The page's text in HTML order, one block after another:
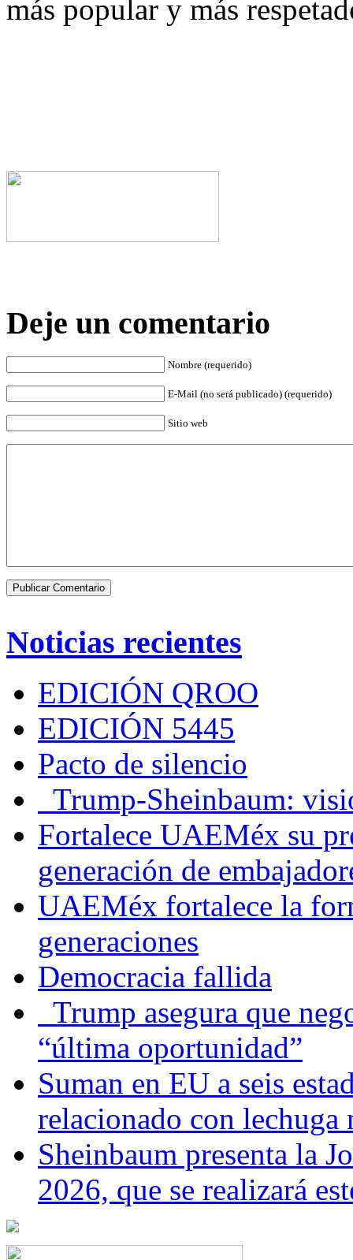
más popular y más
Deje un comentario
Nombre (requerido)
E-Mail (no será publicado) (requerido)
Sitio web
Noticias recientes
EDICIÓN QROO
EDICIÓN 5445
Pacto de silencio
Trump-Sheinbaum:
Fortalece UAEMéx su
generación de
UAEMéx fortalece la
generaciones
Democracia fallida
Trump asegura que
“última oportunidad”
Suman en EU a seis
relacionado con lechuga
Sheinbaum presenta la
2026, que se realizará